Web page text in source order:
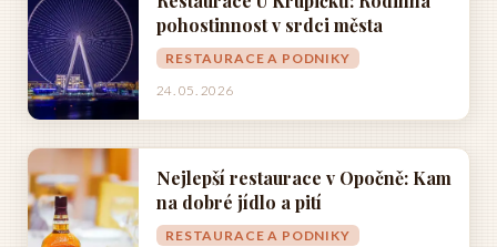
pohostinnost v srdci města
RESTAURACE A PODNIKY
24. 05. 2026
Nejlepší restaurace v Opočně: Kam
na dobré jídlo a pití
RESTAURACE A PODNIKY